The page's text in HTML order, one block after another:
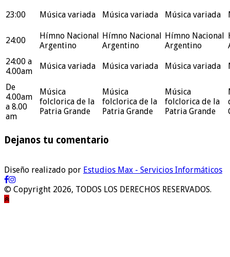
23:00 Música variada Música variada Música variada
24:00
Hímno Nacional
Argentino
Hímno Nacional
Argentino
Hímno Nacional
Argentino
24:00 a
4.00am
Música variada Música variada Música variada
De
4.00am
a 8.00
am
Música
folclorica de la
Patria Grande
Música
folclorica de la
Patria Grande
Música
folclorica de la
Patria Grande
Dejanos tu comentario
Diseño realizado por Estudios Max - Servicios Informáticos
© Copyright 2026, TODOS LOS DERECHOS RESERVADOS.